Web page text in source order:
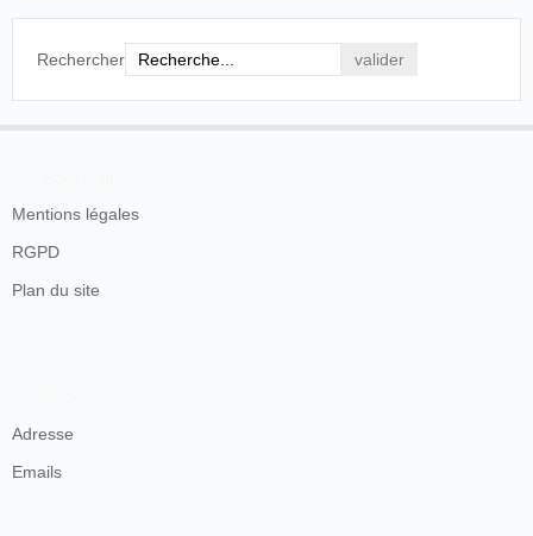
Rechercher
Mentions légales
RGPD
Plan du site
Adresse
Emails